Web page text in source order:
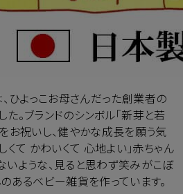
、ひよっこお母さんだった創業者の
。ブランドのシンボル「新芽と若
お祝いし、健やかな成長を願う気
くて かわいくて 心地よい」赤ちゃん
いような、見ると思わず笑みがこぼ
あるベビー雑貨を作っています。